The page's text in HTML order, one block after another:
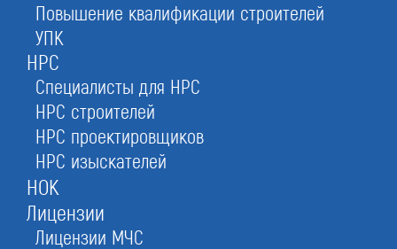
Повышение квалификации строителей
УПК
НРС
Специалисты для НРС
НРС строителей
НРС проектировщиков
НРС изыскателей
НОК
Лицензии
Лицензии МЧС
Допуск СРО в Раменском —
получить за 1 день официально с
внесением в реестр
Оформление документов на строительство,
проектирование,
изыскания. Получение допуска СРО
по цене от 50 000₽